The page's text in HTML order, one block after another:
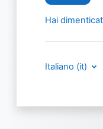
Hai
Italiano ‎(it)‎